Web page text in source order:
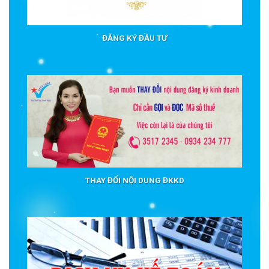
ĐĂNG KÝ ĐẦU TƯ
THAY ĐỔI NỘI DUNG ĐKKD